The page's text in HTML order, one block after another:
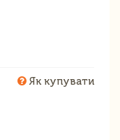
Як купувати